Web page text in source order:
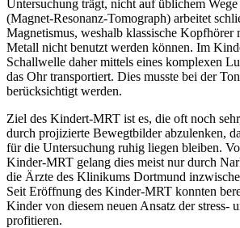
Untersuchung trägt, nicht auf üblichem
(Magnet-Resonanz-Tomograph) arbeitet
Magnetismus, weshalb klassische Kopfhörer
Metall nicht benutzt werden können. Im
Schallwelle daher mittels eines komplexen
das Ohr transportiert. Dies musste bei der
berücksichtigt werden.
Ziel des Kindert-MRT ist es, die oft noch
durch projizierte Bewegtbilder abzulenken,
für die Untersuchung ruhig liegen bleiben.
Kinder-MRT gelang dies meist nur durch
die Ärzte des Klinikums Dortmund
Seit Eröffnung des Kinder-MRT konnten
Kinder von diesem neuen Ansatz der stress-
profitieren.